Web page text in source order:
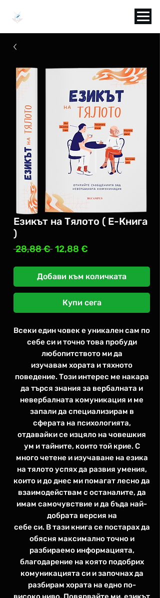
Езикът на Тялото ( Е-Книга
)
28,88 € Редовна
12,88 €
Добави към количката
Купи сега
Всеки един човек е уникален сам по
себе си и точно това пробуди
любопитството ми да
изучавам хората и тяхното
поведение. Този интерес ме накара
да търся знания за вербалната и
невербалната комуникация и ме
запали да специализирам в
сферата на психологията,
отдавайки се изцяло на човешкия
ум и тайните, които той крие. С
много четене и изучаване на езика
на тялото успях да развия умения,
които и до днес ми помагат лесно да
взаимодействам с останалите, да
имам самочувствие и да бъда най-
добрата версия на
себе си. В тази книга се постарах да
обясня максимално точно и
разбираемо информацията,
благодарение на която подобрих
комуникацията си и започнах да
разбирам хората на едно по-